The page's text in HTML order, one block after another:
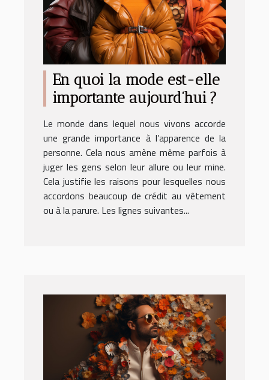
En quoi la mode est-elle
importante aujourd’hui ?
Le monde dans lequel nous vivons accorde
une grande importance à l’apparence de la
personne. Cela nous amène même parfois à
juger les gens selon leur allure ou leur mine.
Cela justifie les raisons pour lesquelles nous
accordons beaucoup de crédit au vêtement
ou à la parure. Les lignes suivantes...